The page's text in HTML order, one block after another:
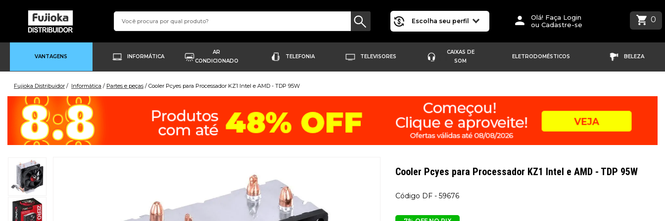
Escolha seu perfil
Olá! Faça Login
ou Cadastre-se
0
VANTAGENS INFORMÁTICA
AR
CONDICIONADO
TELEFONIA TELEVISORES
CAIXAS DE
SOM
ELETRODOMÉSTICOS BELEZA
Fujioka Distribuidor Informática Partes e peças Cooler Pcyes para Processador KZ1 Intel e AMD - TDP 95W
Cooler Pcyes para Processador KZ1 Intel e AMD - TDP 95W
DF - 59676